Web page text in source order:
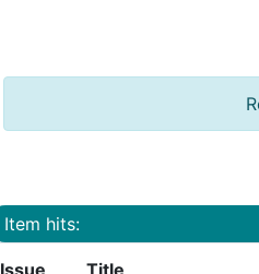
Item hits:
Issue
Title